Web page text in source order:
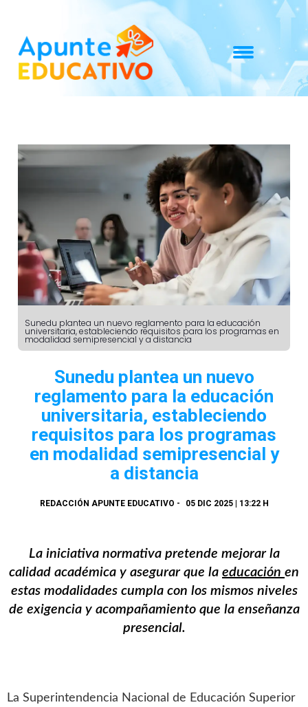
Sunedu plantea un nuevo reglamento para la educación
universitaria, estableciendo requisitos para los programas en
modalidad semipresencial y a distancia
Sunedu plantea un nuevo
reglamento para la educación
universitaria, estableciendo
requisitos para los programas
en modalidad semipresencial y
a distancia
REDACCIÓN APUNTE EDUCATIVO - 05 DIC 2025 | 13:22 H
La iniciativa normativa pretende mejorar la
calidad académica y asegurar que la educación en
estas modalidades cumpla con los mismos niveles
de exigencia y acompañamiento que la enseñanza
presencial.
La Superintendencia Nacional de Educación Superior